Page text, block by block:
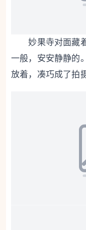
妙果寺对面藏
一般，安安静静的
放着，凑巧成了拍